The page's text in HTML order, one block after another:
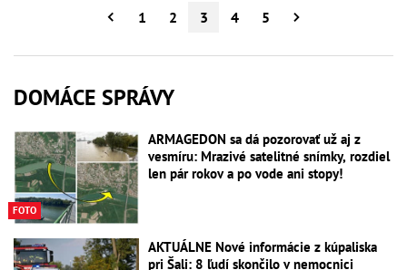
1 2 3 4 5
DOMÁCE SPRÁVY
FOTO
ARMAGEDON sa dá pozorovať už aj z
vesmíru: Mrazivé satelitné snímky, rozdiel
len pár rokov a po vode ani stopy!
AKTUÁLNE Nové informácie z kúpaliska
pri Šali: 8 ľudí skončilo v nemocnici